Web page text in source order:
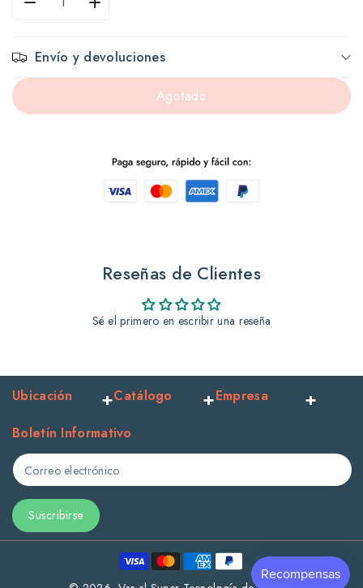
Reducir
cantidad
para
Jaloma
Aumentar
cantidad
para
Jaloma
Vendas
Elastas
Cm.
Envío y devoluciones
Agotado
Reseñas de Clientes
Sé el primero en escribir una reseña
Ubicación Catálogo
Empresa
Boletín Informativo
Correo electrónico
Suscribirse
Formas
de